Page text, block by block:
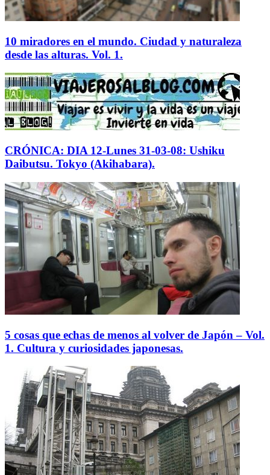
10 miradores en el mundo. Ciudad y naturaleza
desde las alturas. Vol. 1.
CRÓNICA: DIA 12-Lunes 31-03-08: Ushiku
Daibutsu. Tokyo (Akihabara).
5 cosas que echas de menos al volver de Japón – Vol.
1. Cultura y curiosidades japonesas.